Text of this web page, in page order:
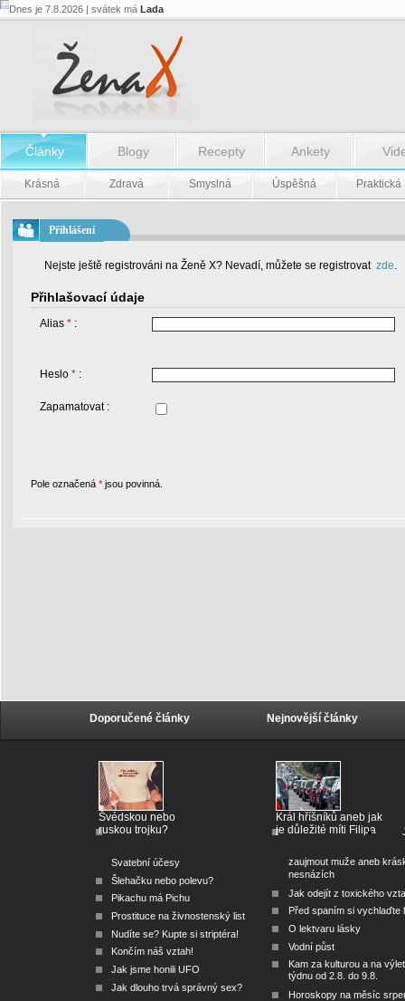
Dnes je 7.8.2026 | svátek má Lada
Články Blogy Recepty Ankety
Krásná Zdravá Smyslná Úspěšná Praktická
Přihlášení
Nejste ještě registrováni na Ženě X? Nevadí, můžete se registrovat zde.
Přihlašovací údaje
Alias * :
Heslo * :
Zapamatovat :
Pole označená * jsou povinná.
Doporučené články
Švédskou nebo
ruskou trojku?
Svatební účesy
Šlehačku nebo polevu?
Pikachu má Pichu
Prostituce na živnostenský list
Nudíte se? Kupte si striptéra!
Končím náš vztah!
Jak jsme honili UFO
Jak dlouho trvá správný sex?
Nejnovější články
Král hříšníků aneb jak
je důležité míti Filipa
zaujmout muže aneb
nesnázích
Jak odejít z toxického
Před spaním si vychlaďte
O lektvaru lásky
Vodní půst
Kam za kulturou a na
týdnu od 2.8. do 9.8.
Horoskopy na měsíc